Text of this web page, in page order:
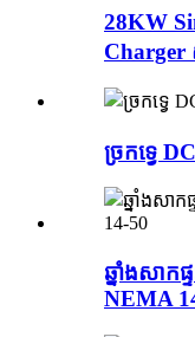
28KW
Charger
ច្រកទ្វេ
ឆ្នាំងសាក
NEMA